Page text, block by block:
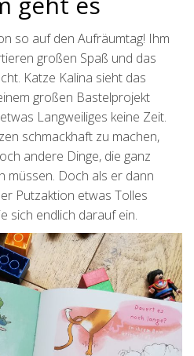
so auf den Aufräumtag! Ihm
großen Spaß und das
Katze Kalina sieht das
großen Bastelprojekt
Langweiliges keine Zeit.
schmackhaft zu machen,
andere Dinge, die ganz
müssen. Doch als er dann
Putzaktion etwas Tolles
sich endlich darauf ein.